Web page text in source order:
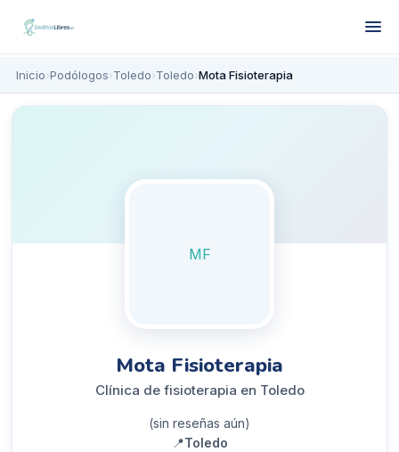
Inicio›Podólogos›Toledo›Toledo›Mota Fisioterapia
MF
Mota Fisioterapia
Clínica de fisioterapia en Toledo
(sin reseñas aún)
📍Toledo